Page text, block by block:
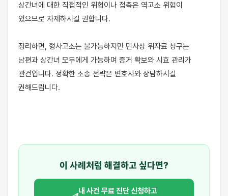
상간녀에 대한 직접적인 위협이나 접촉은 역고소 위험이
있으므로 자제하시길 권합니다.
정리하면, 형사고소는 불가능하지만 민사상 위자료 청구는
남편과 상간녀 모두에게 가능하며 증거 확보와 시효 관리가
관건입니다. 정확한 소송 전략은 변호사와 상담하시길
권해드립니다.
이 사례처럼 해결하고 싶다면?
내 사건 무료 진단 신청하고